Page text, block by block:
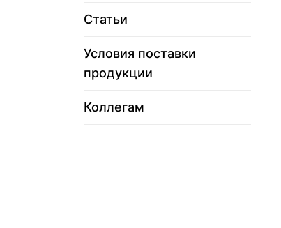
Статьи
Условия поставки
продукции
Коллегам